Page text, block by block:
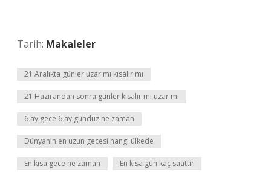
Tarih: Makaleler
21 Aralıkta günler uzar mı kısalır mı
21 Hazirandan sonra günler kısalır mı uzar mı
6 ay gece 6 ay gündüz ne zaman
Dünyanın en uzun gecesi hangi ülkede
En kısa gece ne zaman En kısa gün kaç saattir